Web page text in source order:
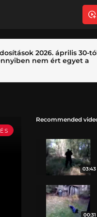
2026. április 30-
nem ért egyet a
Recommended
03:43
00:31